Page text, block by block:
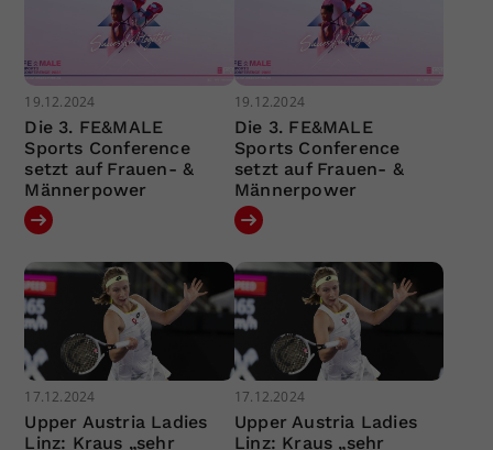
19.12.2024
Die 3. FE&MALE
Sports Conference
setzt auf Frauen- &
Männerpower
19.12.2024
Die 3. FE&MALE
Sports Conference
setzt auf Frauen- &
Männerpower
17.12.2024
Upper Austria Ladies
Linz: Kraus „sehr
17.12.2024
Upper Austria Ladies
Linz: Kraus „sehr